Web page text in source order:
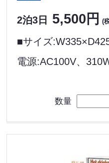
2泊3日 5,500円 (
■サイズ
電源:AC100V、
数量